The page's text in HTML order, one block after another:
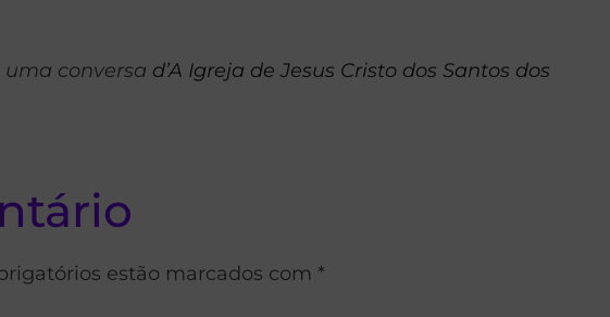
uma conversa d’A Igreja de Jesus Cristo dos Santos dos
estão marcados com *